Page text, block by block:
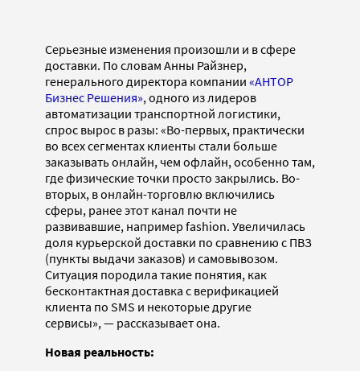
Серьезные изменения произошли и в сфере
доставки. По словам Анны Райзнер,
генерального директора компании «АНТОР
Бизнес Решения», одного из лидеров
автоматизации транспортной логистики,
спрос вырос в разы: «Во-первых, практически
во всех сегментах клиенты стали больше
заказывать онлайн, чем офлайн, особенно там,
где физические точки просто закрылись. Во-
вторых, в онлайн-торговлю включились
сферы, ранее этот канал почти не
развивавшие, например fashion. Увеличилась
доля курьерской доставки по сравнению с ПВЗ
(пункты выдачи заказов) и самовывозом.
Ситуация породила такие понятия, как
бесконтактная доставка с верификацией
клиента по SMS и некоторые другие
сервисы», — рассказывает она.
Новая реальность: